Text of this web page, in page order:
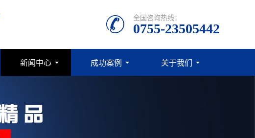
全国咨询热线：
0755-23505442
新闻中心 成功案例 关于我们